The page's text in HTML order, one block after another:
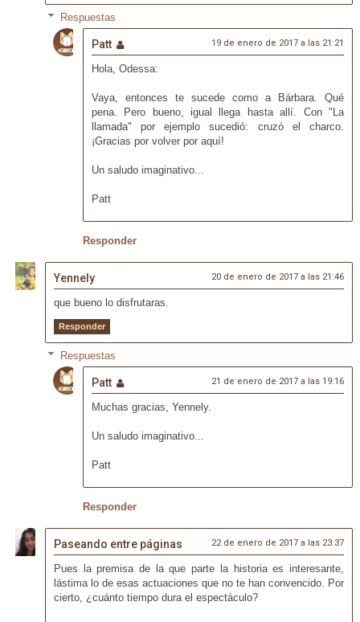
Respuestas
Patt 19 de enero de 2017 a las 21:21
Hola, Odessa:
Vaya, entonces te sucede como a Bárbara. Qué
pena. Pero bueno, igual llega hasta allí. Con "La
llamada" por ejemplo sucedió: cruzó el charco.
¡Gracias por volver por aquí!
Un saludo imaginativo...
Patt
Responder
Yennely 20 de enero de 2017 a las 21:46
que bueno lo disfrutaras.
Responder
Respuestas
Patt 21 de enero de 2017 a las 19:16
Muchas gracias, Yennely.
Un saludo imaginativo...
Patt
Responder
Paseando entre páginas 22 de enero de 2017 a las 23:37
Pues la premisa de la que parte la historia es interesante,
lástima lo de esas actuaciones que no te han convencido. Por
cierto, ¿cuánto tiempo dura el espectáculo?